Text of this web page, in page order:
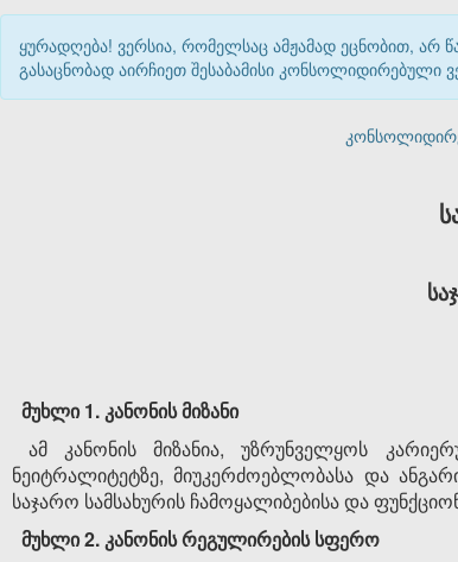
ყურადღება! ვერსია, რომელსაც ამჟამად ეცნობით,
გასაცნობად აირჩიეთ შესაბამისი კონსოლიდირებული
მუხლი 1. კანონის მიზანი
ამ კანონის მიზანია, უზრუნველყოს
ნეიტრალიტეტზე, მიუკერძოებლობასა და
საჯარო სამსახურის ჩამოყალიბებისა და
მუხლი 2. კანონის რეგულირების სფერო